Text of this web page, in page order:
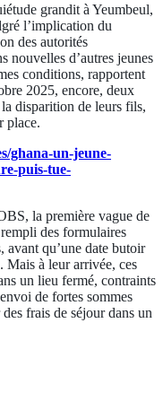
grandit à Yeumbeul,
l’implication du
des autorités
nouvelles d’autres jeunes
conditions, rapportent
2025, encore, deux
disparition de leurs fils,
place.
ghana-un-jeune-
puis-tue-
la première vague de
des formulaires
avant qu’une date butoir
Mais à leur arrivée, ces
un lieu fermé, contraints
de fortes sommes
frais de séjour dans un